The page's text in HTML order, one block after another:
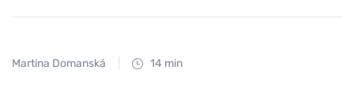
Martina Domanská 14 min